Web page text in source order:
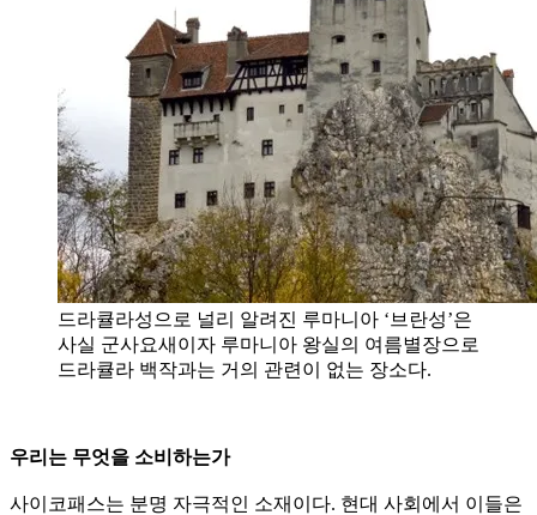
드라큘라성으로 널리 알려진 루마니아 ‘브란성’은
사실 군사요새이자 루마니아 왕실의 여름별장으로
드라큘라 백작과는 거의 관련이 없는 장소다.
우리는 무엇을 소비하는가
사이코패스는 분명 자극적인 소재이다. 현대 사회에서 이들은